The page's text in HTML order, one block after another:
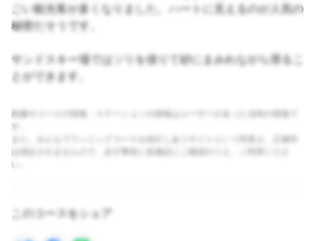
ごい観光客が多くなりました。ハートに見えるのが人気の
秘密だそうです。
サンドスキー場ではソリを借りて砂にまみれながら滑るこ
とができます。
画像やコースの情報・ステーションの情報はユーザーが走った当時の情報で
す。
また、みんなでランニングコースを紹介しあうサイトという性質上、正確性
は保証されませんので、必ず事前に各施設にご確認のうえ、ご利用くださ
い。
このコースをシェア